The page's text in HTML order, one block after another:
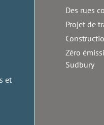
et
Des rues
Projet de
Zéro
Sudbury